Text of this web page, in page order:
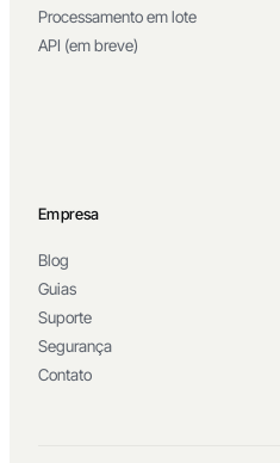
Processamento em lote
API (em breve)
Empresa
Blog
Guias
Suporte
Segurança
Contato